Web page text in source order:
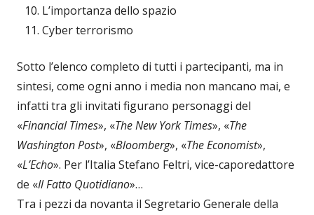
L’importanza dello spazio
Cyber terrorismo
Sotto l’elenco completo di tutti i partecipanti, ma in
sintesi, come ogni anno i media non mancano mai, e
infatti tra gli invitati figurano personaggi del
«Financial Times», «The New York Times», «The
Washington Post», «Bloomberg», «The Economist»,
«L’Echo». Per l’Italia Stefano Feltri, vice-caporedattore
de «Il Fatto Quotidiano»…
Tra i pezzi da novanta il Segretario Generale della